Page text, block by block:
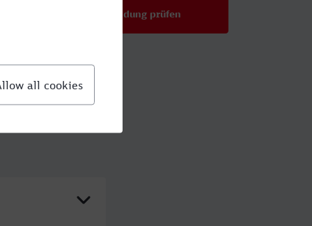
Verbindung prüfen